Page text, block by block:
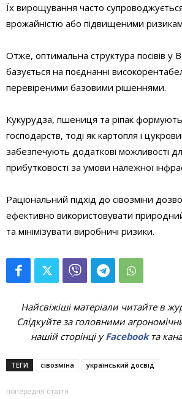
Їх вирощування часто
врожайністю або підвищеними
Отже, оптимальна структура посівів у
базується на поєднанні
перевіреними базовими рішеннями.
Кукурудза, пшениця та ріпак
господарств, тоді як картопля і
забезпечують додаткові можливості
прибутковості за умови належної
Раціональний підхід до сівозміни
ефективно використовувати
та мінімізувати виробничі ризики.
Найсвіжіші матеріали читайте в
Слідкуйте за головними
нашій сторінці уFacebookта
ТЕГИ сівозміна український досвід
попередня стаття